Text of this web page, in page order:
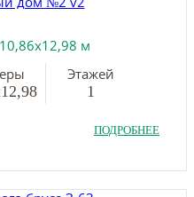
м
Этажей
1
ПОДРОБНЕЕ